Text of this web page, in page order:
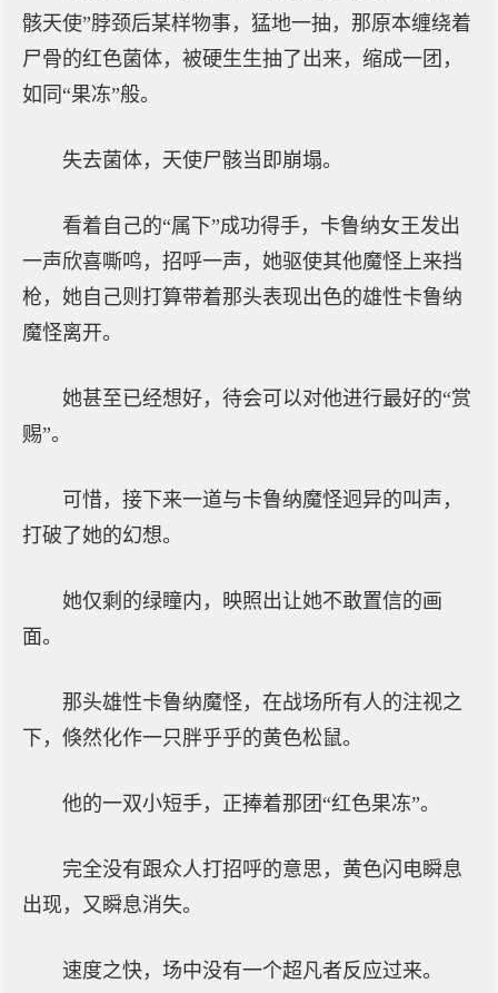
骸天使”脖颈后某样物事，猛地一抽，那原本缠绕着
尸骨的红色菌体，被硬生生抽了出来，缩成一团，
如同“果冻”般。
失去菌体，天使尸骸当即崩塌。
看着自己的“属下”成功得手，卡鲁纳女王发出
一声欣喜嘶鸣，招呼一声，她驱使其他魔怪上来挡
枪，她自己则打算带着那头表现出色的雄性卡鲁纳
魔怪离开。
她甚至已经想好，待会可以对他进行最好的“赏
赐”。
可惜，接下来一道与卡鲁纳魔怪迥异的叫声，
打破了她的幻想。
她仅剩的绿瞳内，映照出让她不敢置信的画
面。
那头雄性卡鲁纳魔怪，在战场所有人的注视之
下，倏然化作一只胖乎乎的黄色松鼠。
他的一双小短手，正捧着那团“红色果冻”。
完全没有跟众人打招呼的意思，黄色闪电瞬息
出现，又瞬息消失。
速度之快，场中没有一个超凡者反应过来。